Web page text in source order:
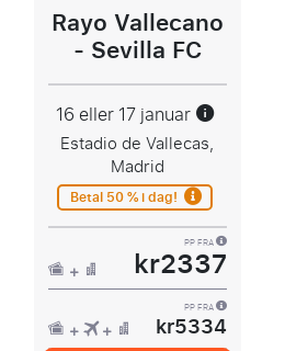
Rayo Vallecano
- Sevilla FC
16 eller 17 januar
Estadio de Vallecas,
Madrid
Betal 50 % i dag!
PP FRA
kr2337
PP FRA
kr5334